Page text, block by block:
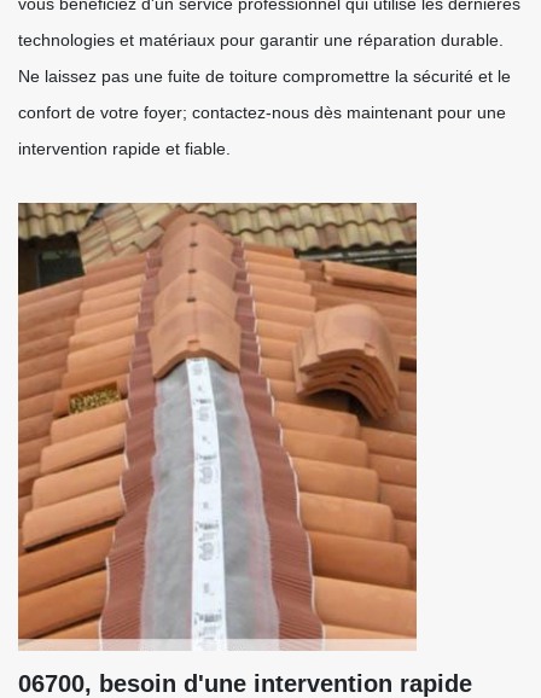
technologies et matériaux pour garantir une réparation durable.
Ne laissez pas une fuite de toiture compromettre la sécurité et le
confort de votre foyer; contactez-nous dès maintenant pour une
intervention rapide et fiable.
06700, besoin d'une intervention rapide